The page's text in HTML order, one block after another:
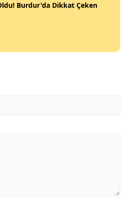
Burdur'da Dikkat Çeken